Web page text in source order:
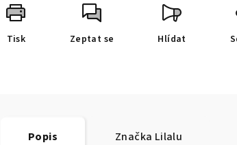
Tisk Zeptat se Hlídat
Popis Značka Lilalu